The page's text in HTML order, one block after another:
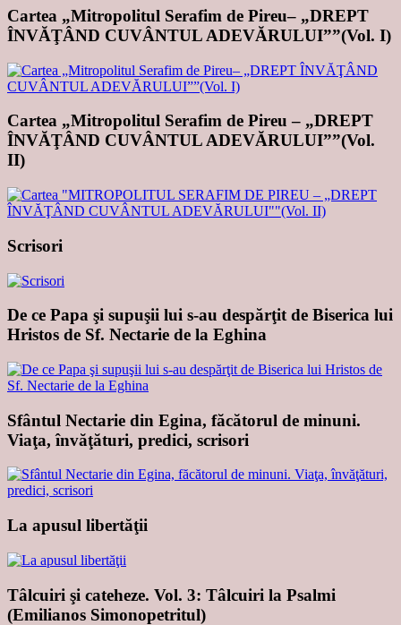
Cartea „Mitropolitul Serafim de Pireu– „DREPT
ÎNVĂŢÂND CUVÂNTUL ADEVĂRULUI””(Vol. I)
Cartea „Mitropolitul Serafim de Pireu – „DREPT
ÎNVĂŢÂND CUVÂNTUL ADEVĂRULUI””(Vol.
II)
Scrisori
De ce Papa şi supuşii lui s-au despărţit de Biserica lui
Hristos de Sf. Nectarie de la Eghina
Sfântul Nectarie din Egina, făcătorul de minuni.
Viaţa, învăţături, predici, scrisori
La apusul libertăţii
Tâlcuiri şi cateheze. Vol. 3: Tâlcuiri la Psalmi
(Emilianos Simonopetritul)